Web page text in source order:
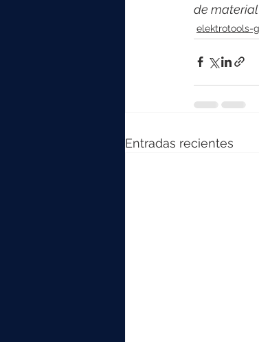
de material
elektrotools-
Entradas recientes